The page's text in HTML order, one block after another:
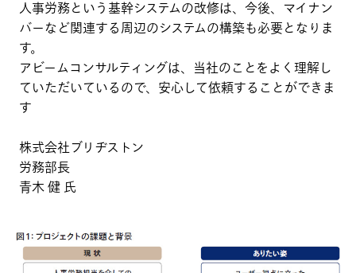
人事労務という基幹システムの改修は、今後、マイナン
バーなど関連する周辺のシステムの構築も必要となりま
す。
アビームコンサルティングは、当社のことをよく理解し
ていただいているので、安心して依頼することができま
す
株式会社ブリヂストン
労務部長
青木 健 氏